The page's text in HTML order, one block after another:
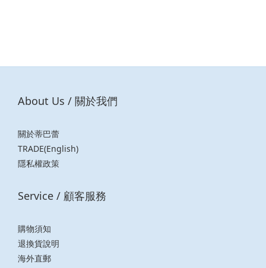
About Us / 關於我們
關於蒂巴蕾
TRADE(English)
隱私權政策
Service / 顧客服務
購物須知
退換貨說明
海外直郵